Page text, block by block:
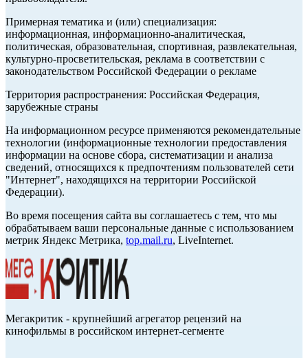
Примерная тематика и (или) специализация:
информационная, информационно-аналитическая,
политическая, образовательная, спортивная, развлекательная,
культурно-просветительская, реклама в соответствии с
законодательством Российской Федерации о рекламе
Территория распространения: Российская Федерация,
зарубежные страны
На информационном ресурсе применяются рекомендательные
технологии (информационные технологии предоставления
информации на основе сбора, систематизации и анализа
сведений, относящихся к предпочтениям пользователей сети
"Интернет", находящихся на территории Российской
Федерации).
Во время посещения сайта вы соглашаетесь с тем, что мы
обрабатываем ваши персональные данные с использованием
метрик Яндекс Метрика, top.mail.ru, LiveInternet.
Мегакритик - крупнейший агрегатор рецензий на
кинофильмы в российском интернет-сегменте